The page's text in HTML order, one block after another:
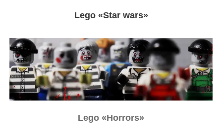
Lego «Star wars»
Lego «Horrors»